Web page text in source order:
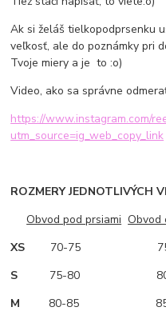
Ak si želáš tielkopodprsenku
veľkosť, ale do poznámky pri
Tvoje miery a je to :o)
Video, ako sa správne
https://www.instagram.com/
utm_source=ig_web_copy_link
ROZMERY JEDNOTLIVÝCH
Obvod pod prsiami Obvod
XS 70-75 75-
S 75-80 80-
M 80-85 85-